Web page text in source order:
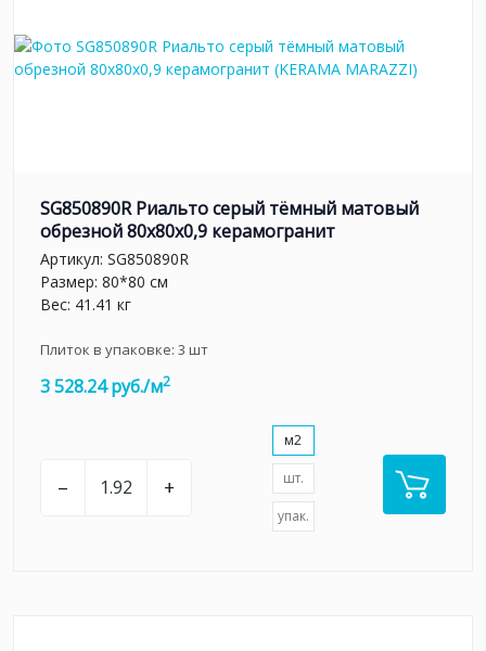
SG850890R Риальто серый тёмный матовый
обрезной 80x80x0,9 керамогранит
Артикул: SG850890R
Размер: 80*80 см
Вес: 41.41 кг
Плиток в упаковке: 3 шт
3 528.24 руб./м2
– +
м2
шт.
упак.